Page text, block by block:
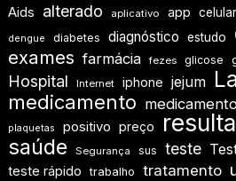
Aids alterado aplicativo app celular
dengue diabetes diagnóstico estudo
exames farmácia fezes glicose
Hospital
Internet iphone jejum
medicamento
plaquetas positivo preço
saúde Segurança sus teste
teste rápido trabalho tratamento